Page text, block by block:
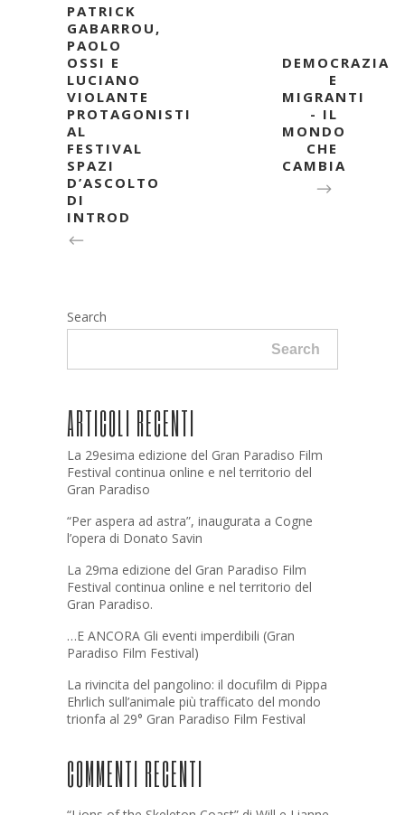
PATRICK
GABARROU,
PAOLO
OSSI E
LUCIANO
VIOLANTE
PROTAGONISTI
AL
FESTIVAL
SPAZI
D’ASCOLTO
DI
INTROD
DEMOCRAZIA
E
MIGRANTI
- IL
MONDO
CHE
CAMBIA
Search
Search
ARTICOLI RECENTI
La 29esima edizione del Gran Paradiso Film
Festival continua online e nel territorio del
Gran Paradiso
“Per aspera ad astra”, inaugurata a Cogne
l’opera di Donato Savin
La 29ma edizione del Gran Paradiso Film
Festival continua online e nel territorio del
Gran Paradiso.
…E ANCORA Gli eventi imperdibili (Gran
Paradiso Film Festival)
La rivincita del pangolino: il docufilm di Pippa
Ehrlich sull’animale più trafficato del mondo
trionfa al 29° Gran Paradiso Film Festival
COMMENTI RECENTI